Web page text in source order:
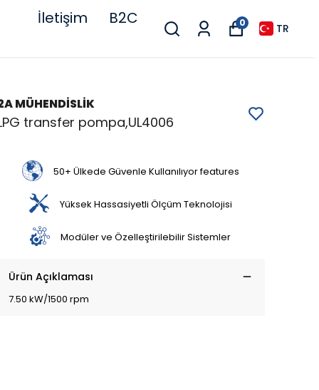
İletişim B2C 0 TR
MÜHENDİSLİK
transfer pompa,UL4006
50+ Ülkede Güvenle Kullanılıyor features
Yüksek Hassasiyetli Ölçüm Teknolojisi
Modüler ve Özelleştirilebilir Sistemler
Ürün Açıklaması
7.50 kW/1500 rpm